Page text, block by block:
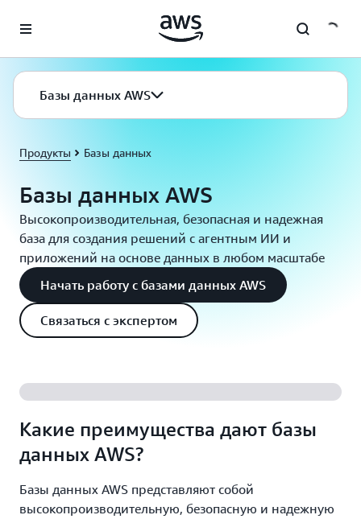
Перейти к главному контенту
Базы данных AWS
Продукты Базы данных
Базы данных AWS
Высокопроизводительная, безопасная и надежная
база для создания решений с агентным ИИ и
приложений на основе данных в любом масштабе
Начать работу с базами данных AWS
Связаться с экспертом
Какие преимущества дают базы
данных AWS?
Базы данных AWS представляют собой
высокопроизводительную, безопасную и надежную